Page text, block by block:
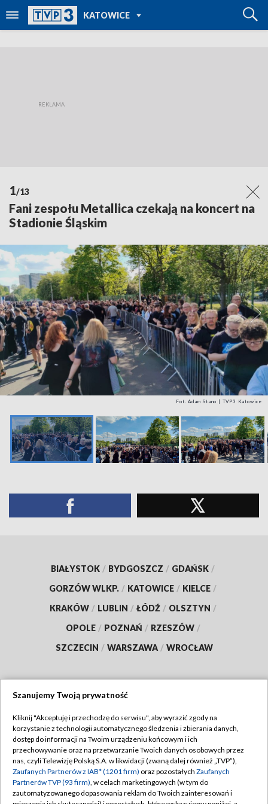
KATOWICE
TVP REGIONY
1/13
Fani zespołu Metallica czekają na koncert na
Stadionie Śląskim
Fot. Adam Stano | TVP3 Katowice
BIAŁYSTOK / BYDGOSZCZ / GDAŃSK /
GORZÓW WLKP. / KATOWICE / KIELCE /
KRAKÓW / LUBLIN / ŁÓDŹ / OLSZTYN /
OPOLE / POZNAŃ / RZESZÓW /
SZCZECIN / WARSZAWA / WROCŁAW
TVP
Abonament TVP
Emisja w TVP
Centrum informacji TVP
Regulamin TVP
Polityka prywatności
Moje zgody
Szanujemy Twoją prywatność
Kliknij "Akceptuję i przechodzę do serwisu", aby wyrazić zgody na
korzystanie z technologii automatycznego śledzenia i zbierania danych,
dostęp do informacji na Twoim urządzeniu końcowym i ich
przechowywanie oraz na przetwarzanie Twoich danych osobowych przez
nas, czyli Telewizję Polską S.A. w likwidacji (zwaną dalej również „TVP”),
Zaufanych Partnerów z IAB* (1201 firm) oraz pozostałych Zaufanych
Partnerów TVP (93 firm), w celach marketingowych (w tym do
zautomatyzowanego dopasowania reklam do Twoich zainteresowań i